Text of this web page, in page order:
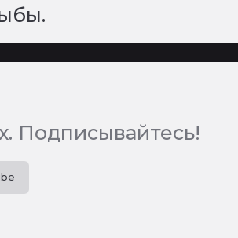
Подписывайтесь!